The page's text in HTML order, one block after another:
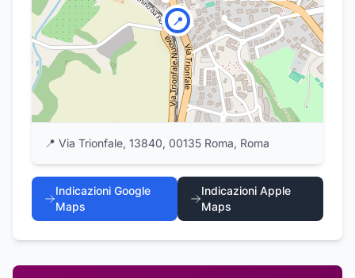
📍
📍 Via Trionfale, 13840, 00135 Roma, Roma
Indicazioni Google
Maps
Indicazioni Apple
Maps